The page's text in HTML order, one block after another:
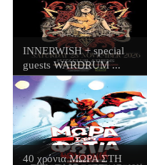
INNERWISH + special
guests WARDRUM ...
40 χρόνια ΜΩΡΑ ΣΤΗ